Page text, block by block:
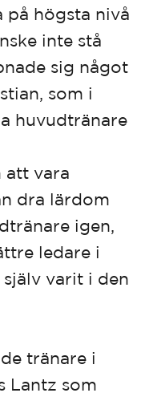
på högsta nivå
inte stå
sig något
som i
huvudtränare
att vara
dra lärdom
igen,
ledare i
varit i den
tränare i
Lantz som